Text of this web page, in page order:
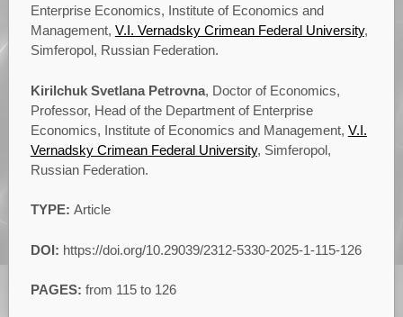
Enterprise Economics, Institute of Economics and
Management, V.I. Vernadsky Crimean Federal University,
Simferopol, Russian Federation.
Kirilchuk Svetlana Petrovna, Doctor of Economics,
Professor, Head of the Department of Enterprise
Economics, Institute of Economics and Management, V.I.
Vernadsky Crimean Federal University, Simferopol,
Russian Federation.
TYPE: Article
DOI: https://doi.org/10.29039/2312-5330-2025-1-115-126
PAGES: from 115 to 126